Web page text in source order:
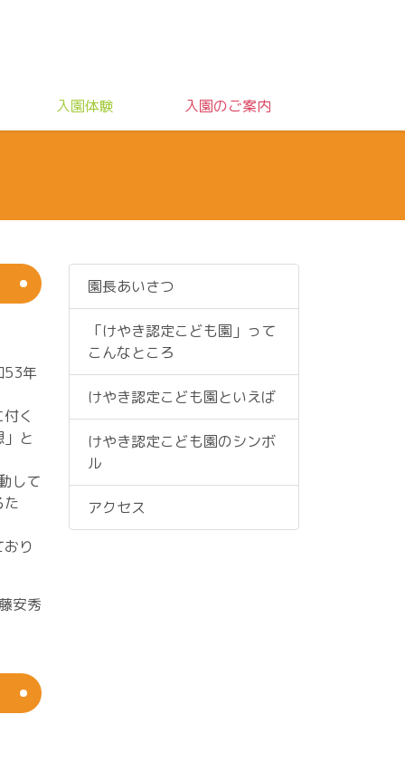
入園体験 入園のご案内
53年
く
と
して
た
り
安秀
園長あいさつ
「けやき認定こども園」って
こんなところ
けやき認定こども園といえば
けやき認定こども園のシンボ
ル
アクセス